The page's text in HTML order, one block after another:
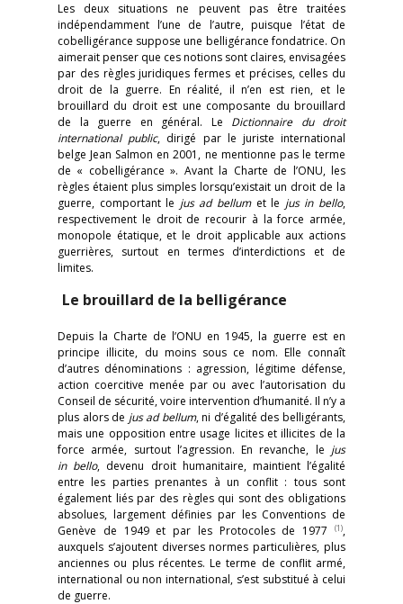
Les deux situations ne peuvent pas être traitées
indépendamment l’une de l’autre, puisque l’état de
cobelligérance suppose une belligérance fondatrice. On
aimerait penser que ces notions sont claires, envisagées
par des règles juridiques fermes et précises, celles du
droit de la guerre. En réalité, il n’en est rien, et le
brouillard du droit est une composante du brouillard
de la guerre en général. Le Dictionnaire du droit
international public, dirigé par le juriste international
belge Jean Salmon en 2001, ne mentionne pas le terme
de « cobelligérance ». Avant la Charte de l’ONU, les
règles étaient plus simples lorsqu’existait un droit de la
guerre, comportant le jus ad bellumet le jus in bello,
respectivement le droit de recourir à la force armée,
monopole étatique, et le droit applicable aux actions
guerrières, surtout en termes d’interdictions et de
limites.
Le brouillard de la belligérance
Depuis la Charte de l’ONU en 1945, la guerre est en
principe illicite, du moins sous ce nom. Elle connaît
d’autres dénominations : agression, légitime défense,
action coercitive menée par ou avec l’autorisation du
Conseil de sécurité, voire intervention d’humanité. Il n’y a
plus alors de jus ad bellum, ni d’égalité des belligérants,
mais une opposition entre usage licites et illicites de la
force armée, surtout l’agression. En revanche, le jus
in bello, devenu droit humanitaire, maintient l’égalité
entre les parties prenantes à un conflit : tous sont
également liés par des règles qui sont des obligations
absolues, largement définies par les Conventions de
Genève de 1949 et par les Protocoles de 1977
(1),
auxquels s’ajoutent diverses normes particulières, plus
anciennes ou plus récentes. Le terme de conflit armé,
international ou non international, s’est substitué à celui
de guerre.